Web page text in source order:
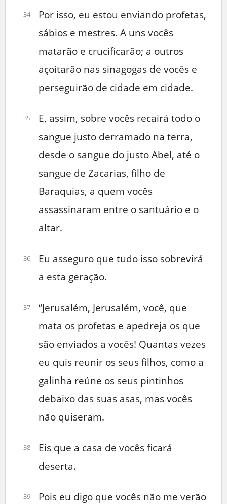
34
Por isso, eu estou enviando profetas,
sábios e mestres. A uns vocês
matarão e crucificarão; a outros
açoitarão nas sinagogas de vocês e
perseguirão de cidade em cidade.
35
E, assim, sobre vocês recairá todo o
sangue justo derramado na terra,
desde o sangue do justo Abel, até o
sangue de Zacarias, filho de
Baraquias, a quem vocês
assassinaram entre o santuário e o
altar.
36
Eu asseguro que tudo isso sobrevirá
a esta geração.
37
“Jerusalém, Jerusalém, você, que
mata os profetas e apedreja os que
são enviados a vocês! Quantas vezes
eu quis reunir os seus filhos, como a
galinha reúne os seus pintinhos
debaixo das suas asas, mas vocês
não quiseram.
38
Eis que a casa de vocês ficará
deserta.
39
Pois eu digo que vocês não me verão